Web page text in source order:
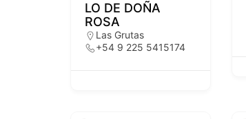
LO DE DOÑA
ROSA
Las Grutas
+54 9 225 5415174